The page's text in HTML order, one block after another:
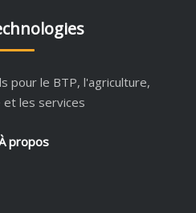
pour le BTP, l'agriculture,
et les services
propos